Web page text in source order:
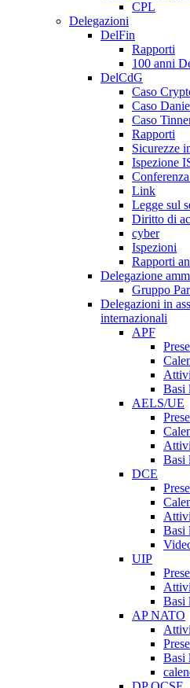
CPL
Delegazioni
DelFin
Rapporti
100 anni
DelCdG
Caso
Caso
Caso
Rapporti
Sicurezze
Ispezione
Link
Legge sul
Diritto di
cyber
Ispezioni
Rapporti
Delegazione
Gruppo
Delegazioni in
internazionali
APF
Basi
AELS/UE
Basi
DCE
Basi
UIP
Basi
AP NATO
Basi